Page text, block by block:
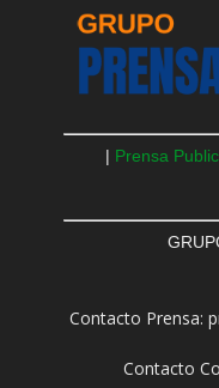
| Prensa
Contacto Prensa:
Contacto